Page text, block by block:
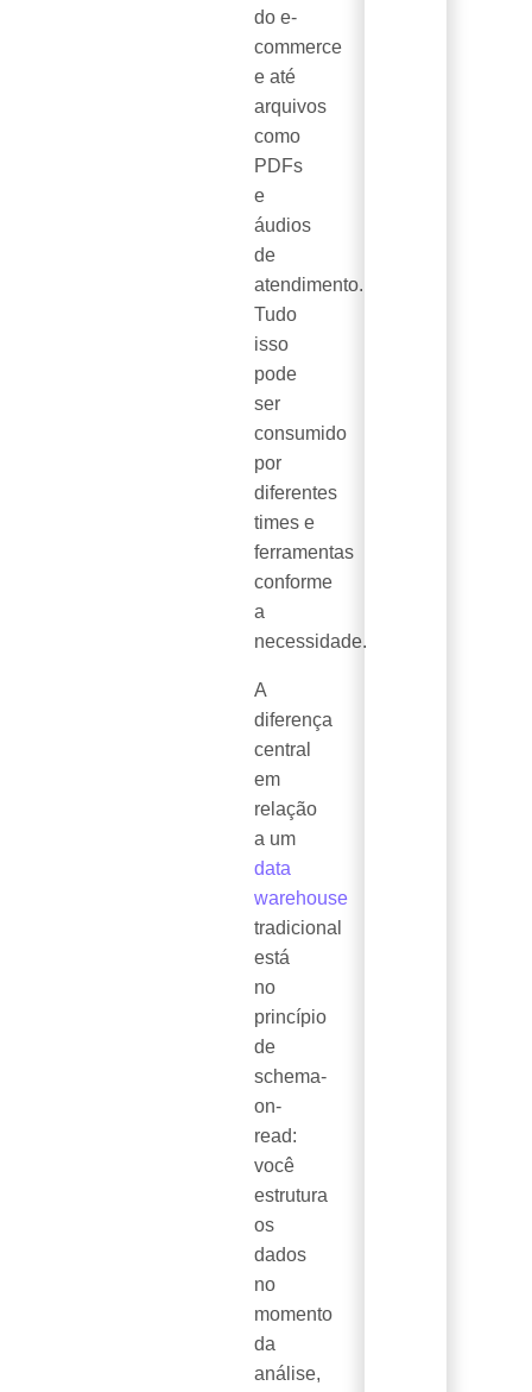
do e-
commerce
e até
arquivos
como
PDFs
e
áudios
de
atendimento.
Tudo
isso
pode
ser
consumido
por
diferentes
times e
ferramentas
conforme
a
necessidade.
A
diferença
central
em
relação
a um
data
warehouse
tradicional
está
no
princípio
de
schema-
on-
read:
você
estrutura
os
dados
no
momento
da
análise,